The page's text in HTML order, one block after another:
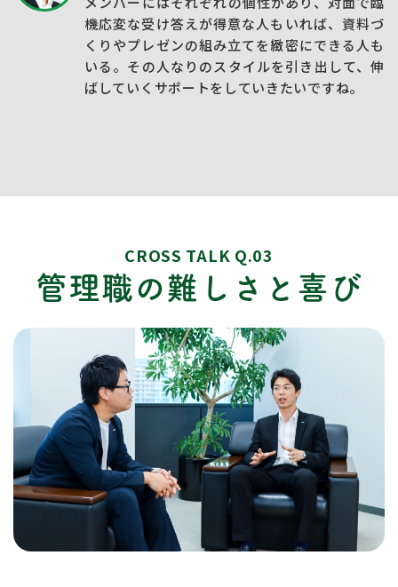
機応変な受け答えが得意な人もいれば、資料づ
くりやプレゼンの組み立てを緻密にできる人も
いる。その人なりのスタイルを引き出して、伸
ばしていくサポートをしていきたいですね。
CROSS TALK Q.03
管理職の難しさと喜び